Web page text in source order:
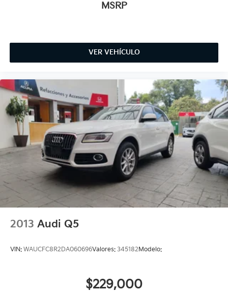
MSRP
VER VEHÍCULO
2013 Audi Q5
VIN: WAUCFC8R2DA060696Valores: 345182Modelo:
$229,000